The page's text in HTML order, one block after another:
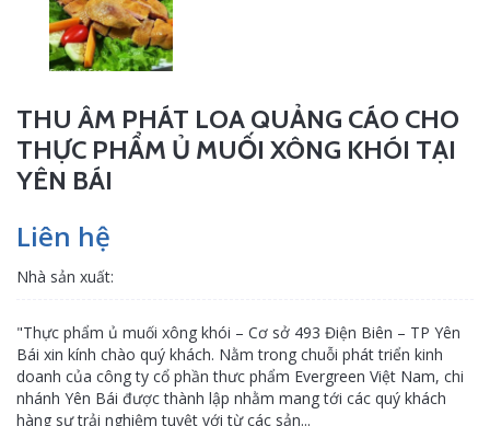
THU ÂM PHÁT LOA QUẢNG CÁO CHO
THỰC PHẨM Ủ MUỐI XÔNG KHÓI TẠI
YÊN BÁI
Liên hệ
Nhà sản xuất:
"Thực phẩm ủ muối xông khói – Cơ sở 493 Điện Biên – TP Yên
Bái xin kính chào quý khách. Nằm trong chuỗi phát triển kinh
doanh của công ty cổ phần thưc phẩm Evergreen Việt Nam, chi
nhánh Yên Bái được thành lập nhằm mang tới các quý khách
hàng sự trải nghiệm tuyệt với từ các sản...